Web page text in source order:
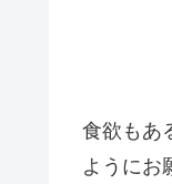
食欲もあ
ようにお